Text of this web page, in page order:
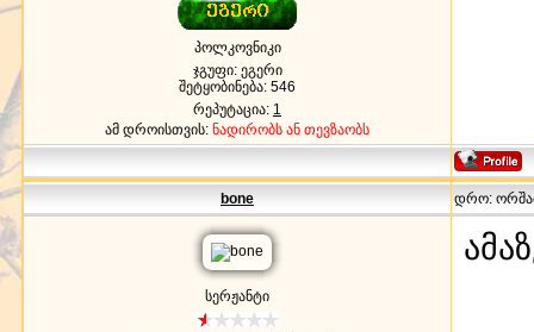
პოლკოვნიკი
ჯგუფი: ეგერი
შეტყობინება: 546
რეპუტაცია: 1
ამ დროისთვის: ნადირობს ან თევზაობს
bone დრო:
სერჟანტი